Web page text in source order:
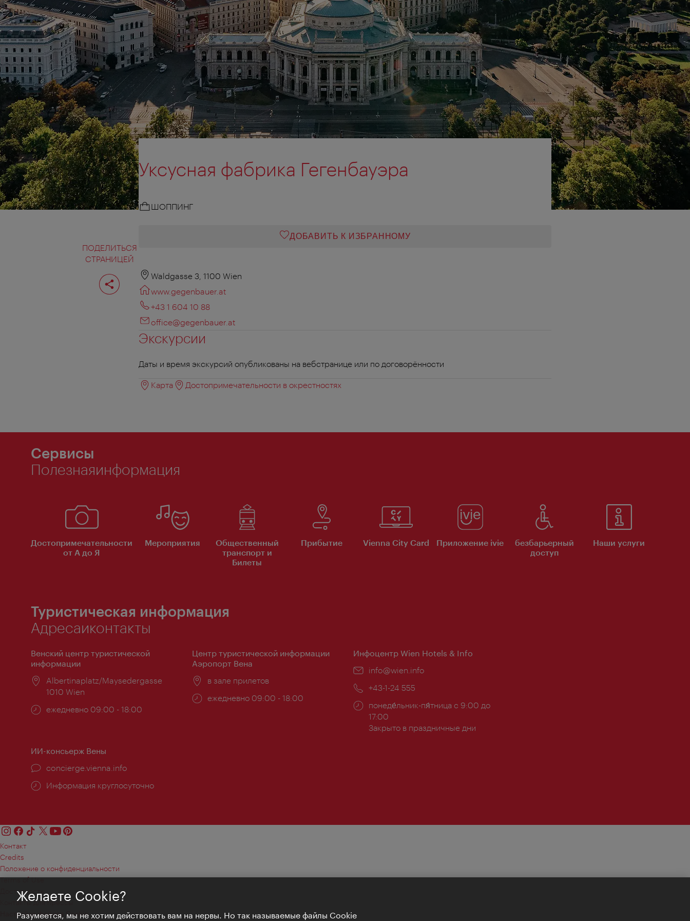
ПОДЕЛИТЬСЯ
СТРАНИЦЕЙ
Поделиться
страницей
Уксусная фабрика Гегенбауэра
ШОППИНГ
ДОБАВИТЬ К ИЗБРАННОМУ
Waldgasse 3, 1100 Wien
www.gegenbauer.at
+43 1 604 10 88
office@gegenbauer.at
Экскурсии
Даты и время экскурсий опубликованы на вебстранице или по договорённости
Карта Достопримечательности в окрестностях
Сервисы
Полезнаяинформация
Достопримечательности
от А до Я
Мероприятия
Общественный
транспорт и
Билеты
Прибытие Vienna City Card Приложение ivie
безбарьерный
доступ
Наши услуги
Туристическая информация
Адресаиконтакты
Венский центр туристической
информации
Расположение:
Albertinaplatz/Maysedergasse
1010 Wien
Часы
ежедневно 09:00 - 18:00
Центр туристической информации
Аэропорт Вена
Расположение:
в зале прилетов
Часы
ежедневно 09:00 - 18:00
Инфоцентр Wien Hotels & Info
Эл.
info@wien.info
Телефон:
+43-1-24 555
Часы
работы:
понеде́льник-пя́тница с 9:00 до
17:00
Закрыто в праздничные дни
ИИ-консьерж Вены
concierge.vienna.info
Информация круглосуточно
Контакт
Credits
Положение о конфиденциальности
Terms of Use
Доступность
Контакты для прессы
Настройки файлов Cookie
Желаете Cookie?
Разумеется, мы не хотим действовать вам на нервы. Но так называемые файлы Cookie